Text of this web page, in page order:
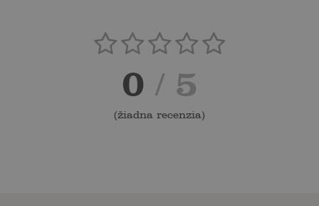
0 / 5
(žiadna recenzia)